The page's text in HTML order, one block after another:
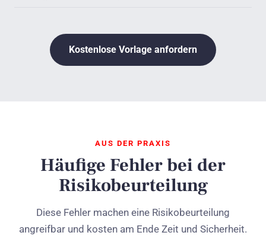
Kostenlose Vorlage anfordern
AUS DER PRAXIS
Häufige Fehler bei der
Risikobeurteilung
Diese Fehler machen eine Risikobeurteilung
angreifbar und kosten am Ende Zeit und Sicherheit.